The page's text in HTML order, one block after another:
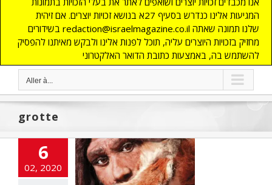
המגיעות אלינו כנדרש בסעיף 27א בנושא זכויות יוצרים. אם זיהית
בשידורים redaction@israelmagazine.co.il שלנו תמונה שאתה
מחזיק בזכויות היוצרים עליה, תוכל לפנות אלינו ולבקש מאיתנו להפסיק
להשתמש בה, באמצעות כתובת הדואר האלקטרוני
Aller à...
grotte
6
02, 2020
de
hébraïque